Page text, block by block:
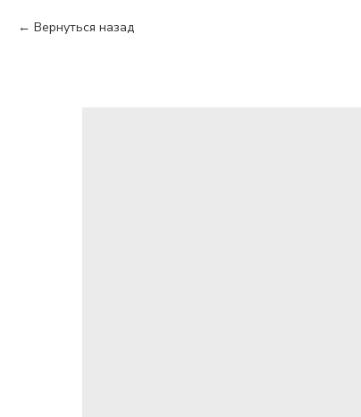
Вернуться назад